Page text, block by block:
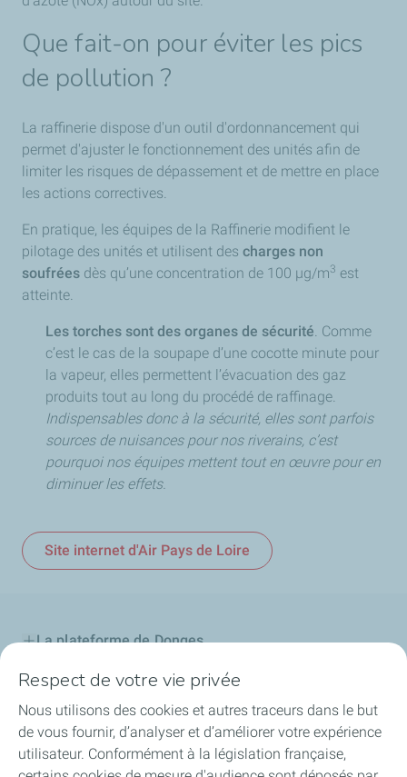
Que fait-on pour éviter les pics
de pollution ?
La raffinerie dispose d'un outil d'ordonnancement qui
permet d'ajuster le fonctionnement des unités afin de
limiter les risques de dépassement et de mettre en place
les actions correctives.
En pratique, les équipes de la Raffinerie modifient le
pilotage des unités et utilisent des charges non
soufrées dès qu’une concentration de 100 µg/m3 est
atteinte.
Les torches sont des organes de sécurité. Comme
c’est le cas de la soupape d’une cocotte minute pour
la vapeur, elles permettent l’évacuation des gaz
produits tout au long du procédé de raffinage.
Indispensables donc à la sécurité, elles sont parfois
sources de nuisances pour nos riverains, c’est
pourquoi nos équipes mettent tout en œuvre pour en
diminuer les effets.
Site internet d'Air Pays de Loire
La plateforme de Donges
Notre engagement
Projet d'avenir
Maintenance
Respect de votre vie privée
Nous utilisons des cookies et autres traceurs dans le but
de vous fournir, d’analyser et d’améliorer votre expérience
utilisateur. Conformément à la législation française,